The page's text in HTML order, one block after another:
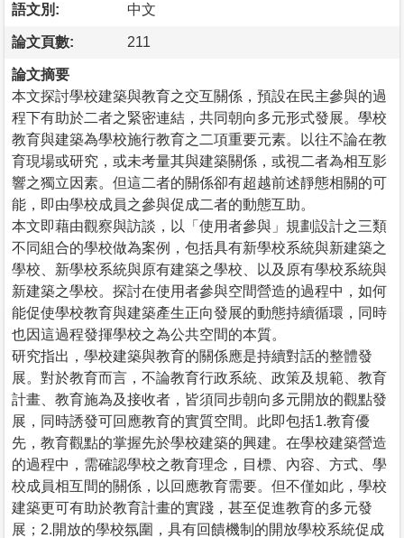
語文別: 中文
論文頁數: 211
論文摘要
本文探討學校建築與教育之交互關係，預設在民主參與的過
程下有助於二者之緊密連結，共同朝向多元形式發展。學校
教育與建築為學校施行教育之二項重要元素。以往不論在教
育現場或研究，或未考量其與建築關係，或視二者為相互影
響之獨立因素。但這二者的關係卻有超越前述靜態相關的可
能，即由學校成員之參與促成二者的動態互助。
本文即藉由觀察與訪談，以「使用者參與」規劃設計之三類
不同組合的學校做為案例，包括具有新學校系統與新建築之
學校、新學校系統與原有建築之學校、以及原有學校系統與
新建築之學校。探討在使用者參與空間營造的過程中，如何
能促使學校教育與建築產生正向發展的動態持續循環，同時
也因這過程發揮學校之為公共空間的本質。
研究指出，學校建築與教育的關係應是持續對話的整體發
展。對於教育而言，不論教育行政系統、政策及規範、教育
計畫、教育施為及接收者，皆須同步朝向多元開放的觀點發
展，同時誘發可回應教育的實質空間。此即包括1.教育優
先，教育觀點的掌握先於學校建築的興建。在學校建築營造
的過程中，需確認學校之教育理念，目標、內容、方式、學
校成員相互間的關係，以回應教育需要。但不僅如此，學校
建築更可有助於教育計畫的實踐，甚至促進教育的多元發
展；2.開放的學校氛圍，具有回饋機制的開放學校系統促成